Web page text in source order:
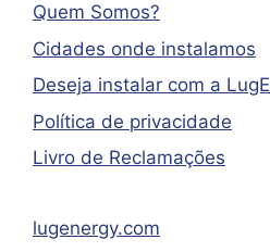
Quem Somos?
Cidades onde instalamos
Deseja instalar com a
Política de privacidade
Livro de Reclamações
lugenergy.com